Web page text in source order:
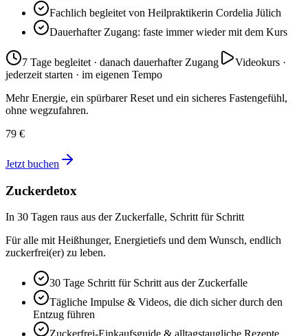
Fachlich begleitet von Heilpraktikerin Cordelia Jülich
Dauerhafter Zugang: faste immer wieder mit dem Kurs
7 Tage begleitet · danach dauerhafter Zugang
Videokurs ·
jederzeit starten · im eigenen Tempo
Mehr Energie, ein spürbarer Reset und ein sicheres Fastengefühl,
ohne wegzufahren.
79 €
Jetzt buchen
Zuckerdetox
In 30 Tagen raus aus der Zuckerfalle, Schritt für Schritt
Für alle mit Heißhunger, Energietiefs und dem Wunsch, endlich
zuckerfrei(er) zu leben.
30 Tage Schritt für Schritt aus der Zuckerfalle
Tägliche Impulse & Videos, die dich sicher durch den
Entzug führen